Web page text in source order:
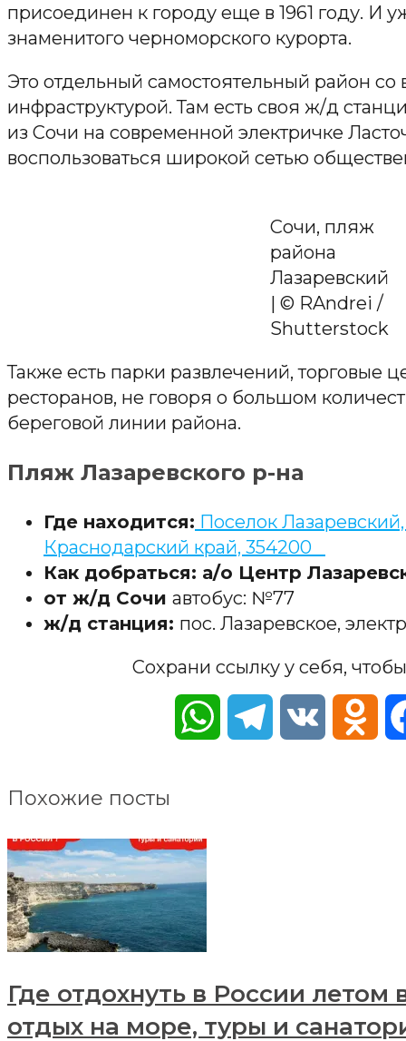
присоединен к городу еще в 1961 году. И
знаменитого черноморского курорта.
Это отдельный самостоятельный район со
инфраструктурой. Там есть своя ж/д
из Сочи на современной электричке
воспользоваться широкой сетью
Сочи, пляж
района
Лазаревский
| © RAndrei /
Shutterstock
Также есть парки развлечений, торговые
ресторанов, не говоря о большом
береговой линии района.
Пляж Лазаревского р-на
Где находится: Поселок
Краснодарский край, 354200
Как добраться: а/о Центр
от ж/д Сочи автобус: №77
ж/д станция: пос. Лазаревское,
Сохрани ссылку у себя,
WhatsAppTelegramVK
Похожие посты
Где отдохнуть в России летом
отдых на море, туры и